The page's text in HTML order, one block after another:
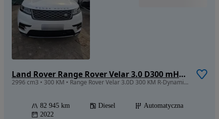
Land Rover Range Rover Velar 3.0 D300 mHEV R-Dynamic HSE
2996 cm3 • 300 KM • Range Rover Velar 3.0D 300 KM R-Dynamic HSE | Salon PL, Panorama, Meri
82 945 km Diesel
Automatyczna
2022